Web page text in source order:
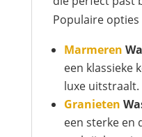
Populaire opties
Marmeren
een klassieke
luxe uitstraalt.
Granieten
een sterke en